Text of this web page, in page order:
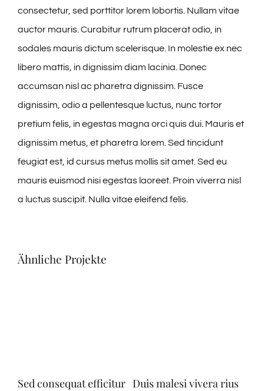
consectetur, sed porttitor lorem lobortis. Nullam vitae
auctor mauris. Curabitur rutrum placerat odio, in
sodales mauris dictum scelerisque. In molestie ex nec
libero mattis, in dignissim diam lacinia. Donec
accumsan nisl ac pharetra dignissim. Fusce
dignissim, odio a pellentesque luctus, nunc tortor
pretium felis, in egestas magna orci quis dui. Mauris et
dignissim metus, et pharetra lorem. Sed tincidunt
feugiat est, id cursus metus mollis sit amet. Sed eu
mauris euismod nisi egestas laoreet. Proin viverra nisl
a luctus suscipit. Nulla vitae eleifend felis.
Ähnliche Projekte
Sed consequat efficitur Duis malesi vivera rius